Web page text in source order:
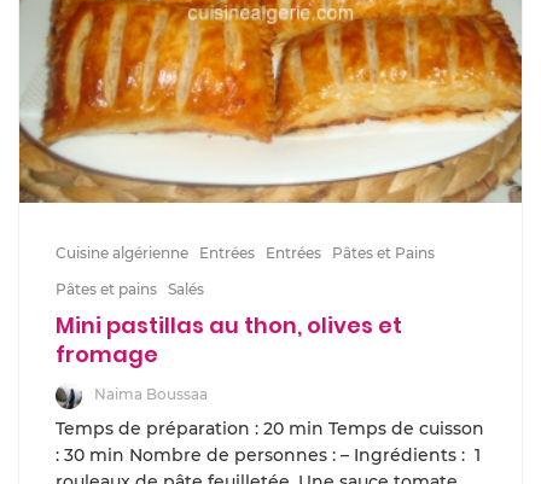
Cuisine algérienne Entrées Entrées
Pâtes et Pains
Pâtes et pains Salés
Mini pastillas au thon, olives et
fromage
Naima Boussaa
Temps de préparation : 20 min Temps de cuisson
: 30 min Nombre de personnes : – Ingrédients : 1